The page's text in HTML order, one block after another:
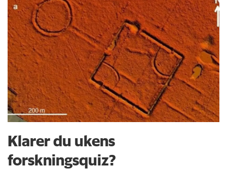
Klarer du ukens
forskningsquiz?